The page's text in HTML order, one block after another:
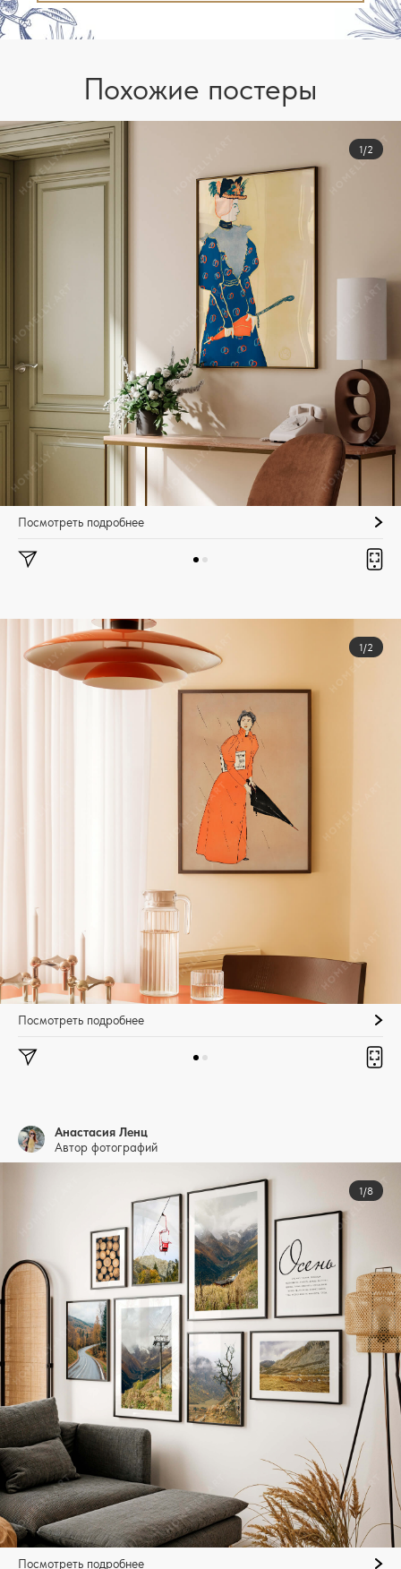
Похожие постеры
1/2
Посмотреть подробнее
1/2
Посмотреть подробнее
Анастасия Ленц
Автор фотографий
1/8
Посмотреть подробнее